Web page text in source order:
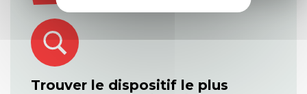
Trouver le dispositif le plus